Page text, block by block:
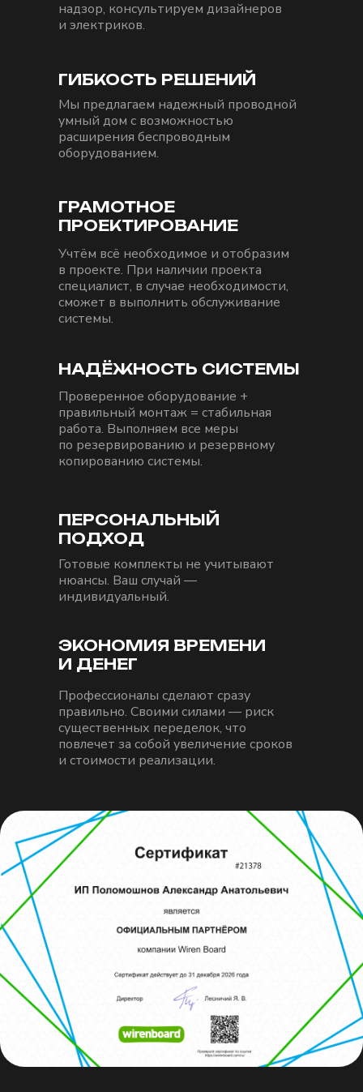
надзор, консультируем дизайнеров
и электриков.
Мы предлагаем надежный проводной
умный дом с возможностью
расширения беспроводным
оборудованием.
ГИБКОСТЬ РЕШЕНИЙ
Готовые комплекты не учитывают
нюансы. Ваш случай —
индивидуальный.
ПЕРСОНАЛЬНЫЙ
ПОДХОД
Проверенное оборудование +
правильный монтаж = стабильная
работа. Выполняем все меры
по резервированию и резервному
копированию системы.
НАДЁЖНОСТЬ СИСТЕМЫ
Учтём всё необходимое и отобразим
в проекте. При наличии проекта
специалист, в случае необходимости,
сможет в выполнить обслуживание
системы.
ГРАМОТНОЕ
ПРОЕКТИРОВАНИЕ
Профессионалы сделают сразу
правильно. Своими силами — риск
существенных переделок, что
повлечет за собой увеличение сроков
и стоимости реализации.
ЭКОНОМИЯ ВРЕМЕНИ
И ДЕНЕГ